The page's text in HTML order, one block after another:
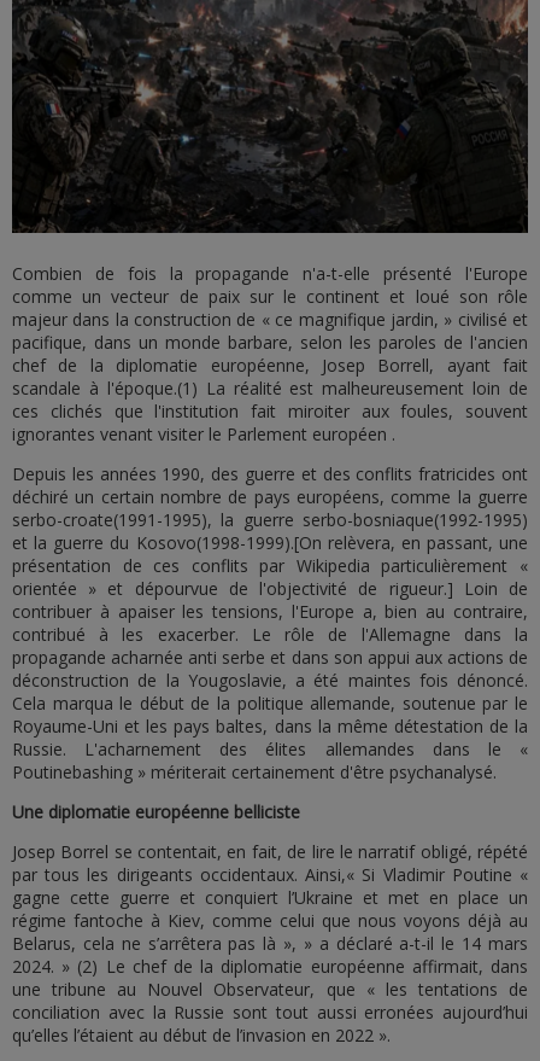
Combien de fois la propagande n'a-t-elle présenté l'Europe
comme un vecteur de paix sur le continent et loué son rôle
majeur dans la construction de « ce magnifique jardin, » civilisé et
pacifique, dans un monde barbare, selon les paroles de l'ancien
chef de la diplomatie européenne, Josep Borrell, ayant fait
scandale à l'époque.(1) La réalité est malheureusement loin de
ces clichés que l'institution fait miroiter aux foules, souvent
ignorantes venant visiter le Parlement européen .
Depuis les années 1990, des guerre et des conflits fratricides ont
déchiré un certain nombre de pays européens, comme la guerre
serbo-croate(1991-1995), la guerre serbo-bosniaque(1992-1995)
et la guerre du Kosovo(1998-1999).[On relèvera, en passant, une
présentation de ces conflits par Wikipedia particulièrement «
orientée » et dépourvue de l'objectivité de rigueur.] Loin de
contribuer à apaiser les tensions, l'Europe a, bien au contraire,
contribué à les exacerber. Le rôle de l'Allemagne dans la
propagande acharnée anti serbe et dans son appui aux actions de
déconstruction de la Yougoslavie, a été maintes fois dénoncé.
Cela marqua le début de la politique allemande, soutenue par le
Royaume-Uni et les pays baltes, dans la même détestation de la
Russie. L'acharnement des élites allemandes dans le «
Poutinebashing » mériterait certainement d'être psychanalysé.
Une diplomatie européenne belliciste
Josep Borrel se contentait, en fait, de lire le narratif obligé, répété
par tous les dirigeants occidentaux. Ainsi,« Si Vladimir Poutine «
gagne cette guerre et conquiert l’Ukraine et met en place un
régime fantoche à Kiev, comme celui que nous voyons déjà au
Belarus, cela ne s’arrêtera pas là », » a déclaré a-t-il le 14 mars
2024. » (2) Le chef de la diplomatie européenne affirmait, dans
une tribune au Nouvel Observateur, que « les tentations de
conciliation avec la Russie sont tout aussi erronées aujourd’hui
qu’elles l’étaient au début de l’invasion en 2022 ».